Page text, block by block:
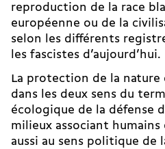
reproduction de la race
européenne ou de la
selon les différents
les fascistes d’aujourd’hui.
La protection de la
dans les deux sens du
écologique de la défense
milieux associant
aussi au sens politique de